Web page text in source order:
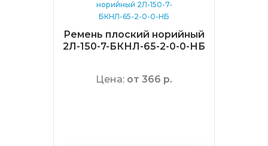
Ремень плоский норийный
2Л-150-7-БКНЛ-65-2-0-0-НБ
Цена: от 366 р.